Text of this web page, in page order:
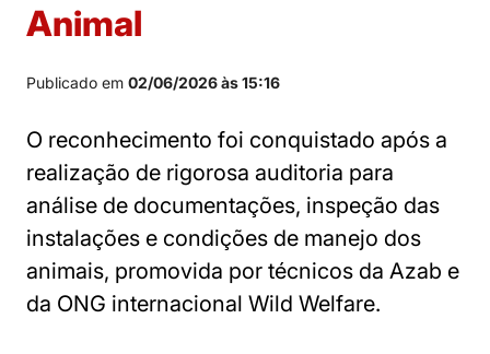
Animal
Publicado em 02/06/2026 às 15:16
O reconhecimento foi conquistado após a
realização de rigorosa auditoria para
análise de documentações, inspeção das
instalações e condições de manejo dos
animais, promovida por técnicos da Azab e
da ONG internacional Wild Welfare.